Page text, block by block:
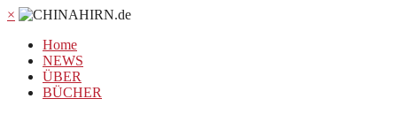
×
Home
NEWS
ÜBER
BÜCHER